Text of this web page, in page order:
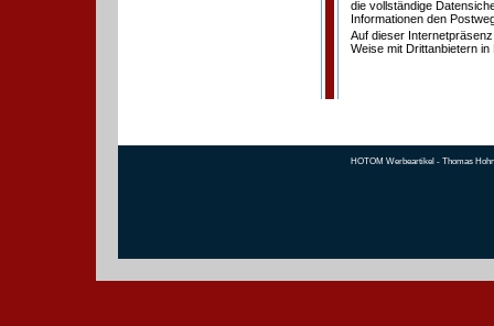
die vollständige
Informationen den
Auf dieser
Weise mit Drittanbietern
HOTOM Werbeartikel - Thomas